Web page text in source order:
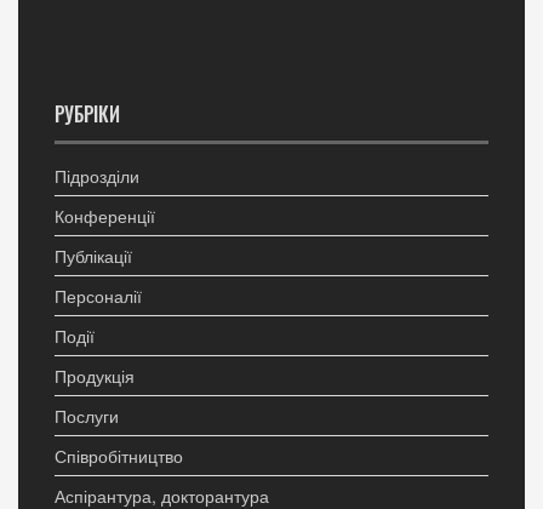
РУБРІКИ
Підрозділи
Конференції
Публікації
Персоналії
Події
Продукція
Послуги
Співробітництво
Аспірантура, докторантура